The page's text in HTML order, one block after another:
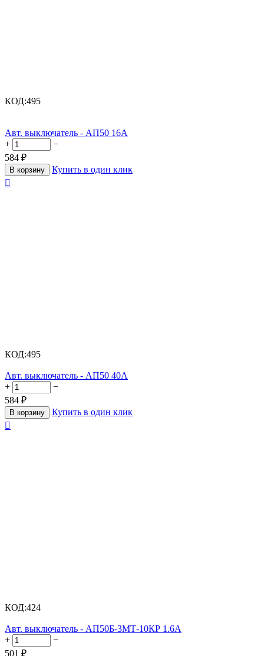
КОД:495
Авт. выключатель - АП50 16А
+
−
584 ₽
В корзину
Купить в один клик

КОД:495
Авт. выключатель - АП50 40А
+
−
584 ₽
В корзину
Купить в один клик

КОД:424
Авт. выключатель - АП50Б-3МТ-10КР 1.6А
+
−
501 ₽